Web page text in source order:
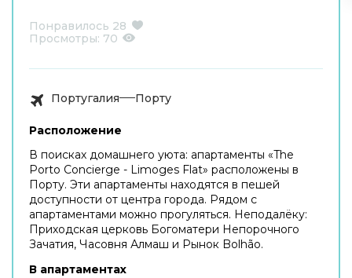
Понравилось 28
Просмотры: 70
Португалия Порту
Расположение
В поисках домашнего уюта: апартаменты «The
Porto Concierge - Limoges Flat» расположены в
Порту. Эти апартаменты находятся в пешей
доступности от центра города. Рядом с
апартаментами можно прогуляться. Неподалёку:
Приходская церковь Богоматери Непорочного
Зачатия, Часовня Алмаш и Рынок Bolhão.
В апартаментах